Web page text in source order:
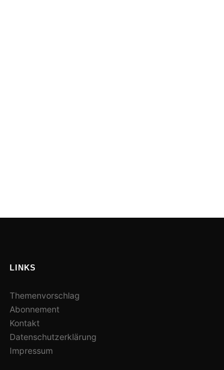
LINKS
Themenvorschlag
Abonnement
Kontakt
Datenschutzerklärung
Impressum